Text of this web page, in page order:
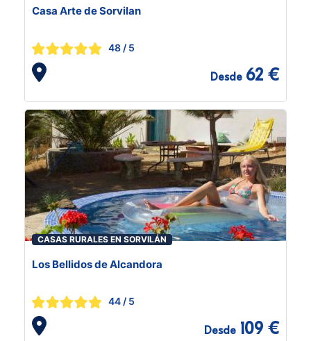
Casa Arte de Sorvilan
48 / 5
Desde 62 €
CASAS RURALES EN SORVILÁN
Los Bellidos de Alcandora
44 / 5
Desde 109 €